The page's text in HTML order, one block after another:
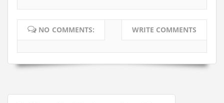
NO COMMENTS: WRITE COMMENTS